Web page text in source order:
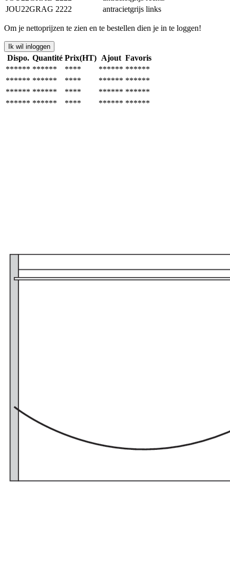
JOU22GRAG 2222 antracietgrijs links
Om je nettoprijzen te zien en te bestellen dien je in te loggen!
Ik wil inloggen
Dispo. Quantité Prix(HT) Ajout Favoris
****** ****** **** ****** ******
****** ****** **** ****** ******
****** ****** **** ****** ******
****** ****** **** ****** ******